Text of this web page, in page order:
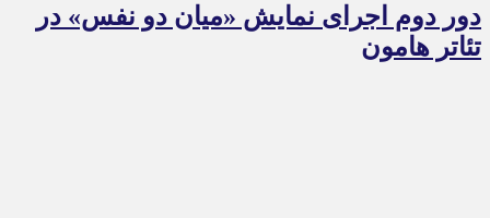
دور دوم اجرای نمایش «میان دو نفس» در
تئاتر هامون